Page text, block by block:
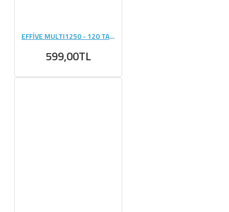
EFFİVE MULTI1250 - 120 TABLET
599,00TL